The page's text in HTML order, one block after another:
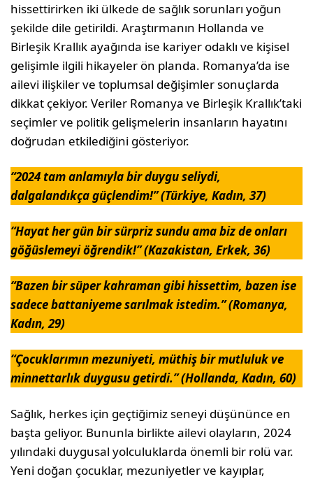
hissettirirken iki ülkede de sağlık sorunları yoğun
şekilde dile getirildi. Araştırmanın Hollanda ve
Birleşik Krallık ayağında ise kariyer odaklı ve kişisel
gelişimle ilgili hikayeler ön planda. Romanya’da ise
ailevi ilişkiler ve toplumsal değişimler sonuçlarda
dikkat çekiyor. Veriler Romanya ve Birleşik Krallık’taki
seçimler ve politik gelişmelerin insanların hayatını
doğrudan etkilediğini gösteriyor.
“2024 tam anlamıyla bir duygu seliydi,
dalgalandıkça güçlendim!” (Türkiye, Kadın, 37)
“Hayat her gün bir sürpriz sundu ama biz de onları
göğüslemeyi öğrendik!” (Kazakistan, Erkek, 36)
“Bazen bir süper kahraman gibi hissettim, bazen ise
sadece battaniyeme sarılmak istedim.” (Romanya,
Kadın, 29)
“Çocuklarımın mezuniyeti, müthiş bir mutluluk ve
minnettarlık duygusu getirdi.” (Hollanda, Kadın, 60)
Sağlık, herkes için geçtiğimiz seneyi düşününce en
başta geliyor. Bununla birlikte ailevi olayların, 2024
yılındaki duygusal yolculuklarda önemli bir rolü var.
Yeni doğan çocuklar, mezuniyetler ve kayıplar,